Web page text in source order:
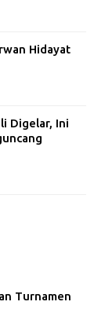
Hidayat
Digelar, Ini
Turnamen